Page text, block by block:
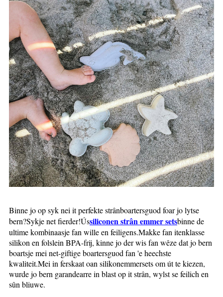
Binne jo op syk nei it perfekte strânboartersguod foar jo lytse
bern?Sykje net fierder!Ússiliconen strân emmer setsbinne de
ultime kombinaasje fan wille en feiligens.Makke fan itenklasse
silikon en folslein BPA-frij, kinne jo der wis fan wêze dat jo bern
boartsje mei net-giftige boartersguod fan 'e heechste
kwaliteit.Mei in ferskaat oan silikonemmersets om út te kiezen,
wurde jo bern garandearre in blast op it strân, wylst se feilich en
sûn bliuwe.